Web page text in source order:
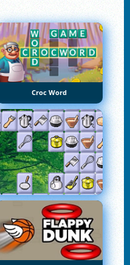
Croc Word